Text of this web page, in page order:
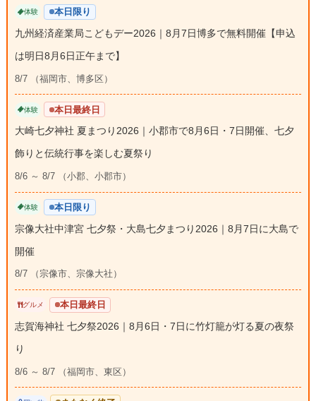
体験 本日限り
九州経済産業局こどもデー2026｜8月7日博多で無料開催【申込
は明日8月6日正午まで】
8/7 （福岡市、博多区）
体験 本日最終日
大崎七夕神社 夏まつり2026｜小郡市で8月6日・7日開催、七夕
飾りと伝統行事を楽しむ夏祭り
8/6 ～ 8/7 （小郡、小郡市）
体験 本日限り
宗像大社中津宮 七夕祭・大島七夕まつり2026｜8月7日に大島で
開催
8/7 （宗像市、宗像大社）
グルメ 本日最終日
志賀海神社 七夕祭2026｜8月6日・7日に竹灯籠が灯る夏の夜祭
り
8/6 ～ 8/7 （福岡市、東区）